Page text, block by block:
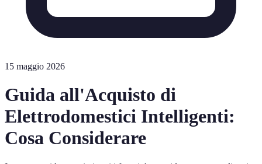
15 maggio 2026
Guida all'Acquisto di
Elettrodomestici Intelligenti:
Cosa Considerare